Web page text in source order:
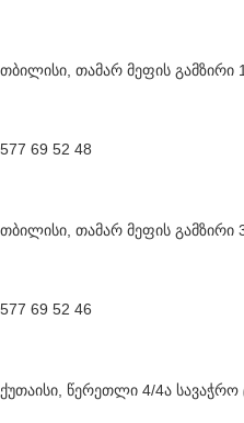
თბილისი, თამარ მეფის გამზირი
577 69 52 48
თბილისი, თამარ მეფის გამზირი
577 69 52 46
ქუთაისი, წერეთლი 4/4ა